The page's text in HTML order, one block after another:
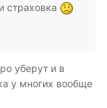
страховка
уберут и в
у многих вообще